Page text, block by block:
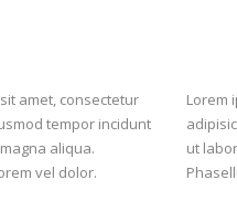
amet, consectetur
tempor incidunt
aliqua.
vel dolor.
Lorem
ut